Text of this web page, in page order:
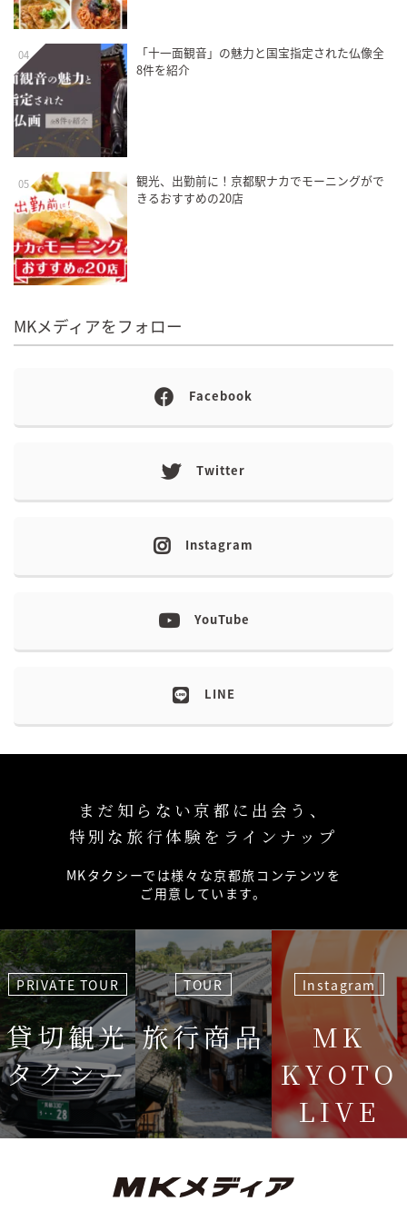
04
「十一面観音」の魅力と国宝指定された仏像全
8件を紹介
05
観光、出勤前に！京都駅ナカでモーニングがで
きるおすすめの20店
MKメディアをフォロー
Facebook
Twitter
Instagram
YouTube
LINE
まだ知らない京都に出会う、
特別な旅行体験をラインナップ
MKタクシーでは様々な京都旅コンテンツを
ご用意しています。
PRIVATE TOUR
貸切観光
タクシー
TOUR
旅行商品
Instagram
MK
KYOTO
LIVE